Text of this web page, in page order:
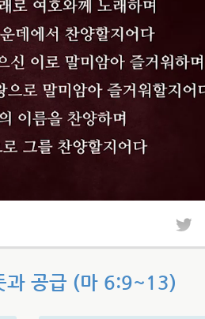
과 공급 (마 6:9~13)